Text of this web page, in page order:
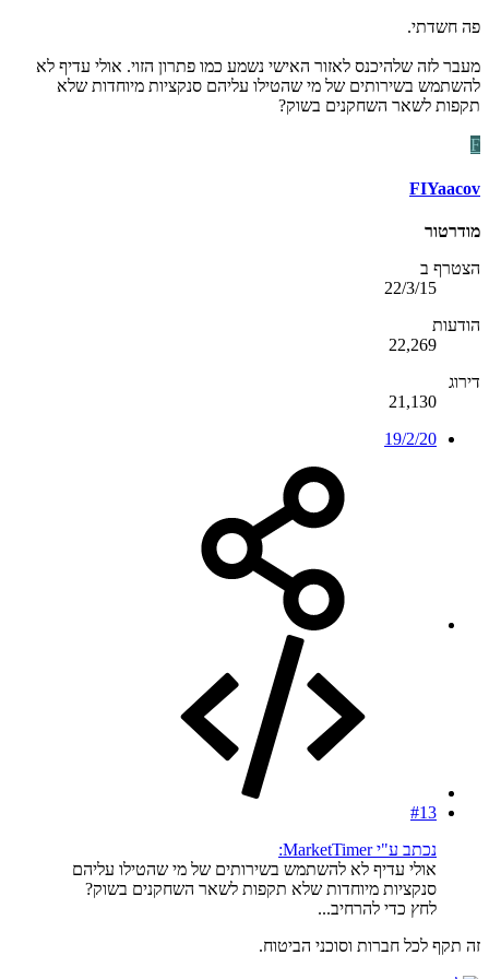
פה חשדתי.
מעבר לזה שלהיכנס לאזור האישי נשמע כמו פתרון הזוי. אולי עדיף לא
להשתמש בשירותים של מי שהטילו עליהם סנקציות מיוחדות שלא
תקפות לשאר השחקנים בשוק?
F
FIYaacov
מודרטור
הצטרף ב
22/3/15
הודעות
22,269
דירוג
21,130
19/2/20
#13
נכתב ע"י MarketTimer:
אולי עדיף לא להשתמש בשירותים של מי שהטילו עליהם
סנקציות מיוחדות שלא תקפות לשאר השחקנים בשוק?
לחץ כדי להרחיב...
זה תקף לכל חברות וסוכני הביטוח.